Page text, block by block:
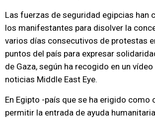
Las fuerzas de seguridad egipcias han
los manifestantes para disolver la
varios días consecutivos de protestas
puntos del país para expresar
de Gaza, según ha recogido en un
noticias Middle East Eye.
En Egipto -país que se ha erigido como
permitir la entrada de ayuda